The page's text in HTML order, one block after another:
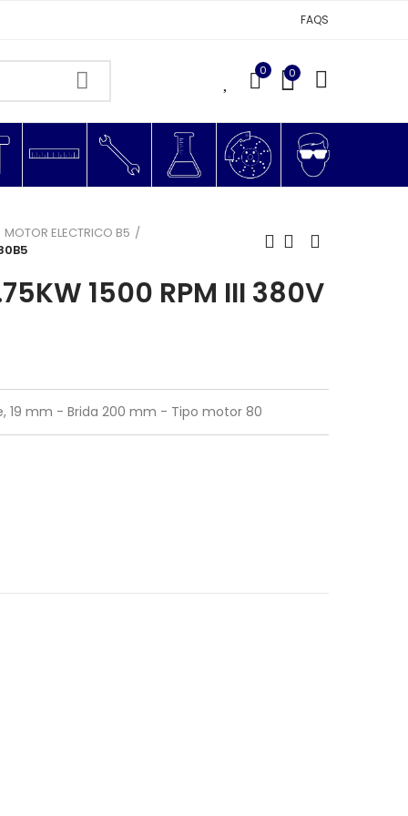
FAQS
0 0
MOTOR ELECTRICO B5
1500 RPM III 380V
19 mm - Brida 200 mm - Tipo motor 80